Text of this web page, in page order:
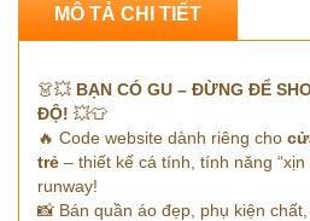
MÔ TẢ CHI TIẾT
👗💥 BẠN CÓ GU – ĐỪNG ĐỂ
ĐỘ! 💥👕
🔥 Code website dành riêng cho
trẻ – thiết kế cá tính, tính năng
runway!
📸 Bán quần áo đẹp, phụ kiện chất,